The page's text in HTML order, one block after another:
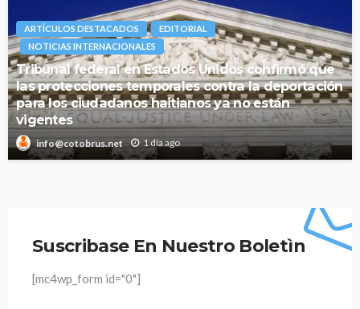
ARTÍCULOS DESTACADOS
EDITORIAL
NOTICIAS INTERNACIONALES
Tribunal federal en Estados Unidos confirmó que
las protecciones temporales contra la deportación
para los ciudadanos haitianos ya no están
vigentes
info@cotobrus.net 1 día ago
Suscribase En Nuestro Boletìn
[mc4wp_form id="0"]